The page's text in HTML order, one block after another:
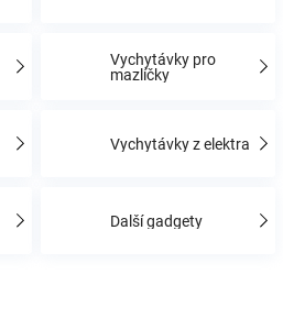
Vychytávky pro
mazlíčky
Vychytávky z elektra
Další gadgety